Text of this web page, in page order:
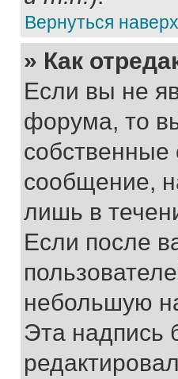
Вернуться наверх
» Как
Если вы не
форума, то
сообщение,
лишь в
Если после
небольшую
Эта надпись